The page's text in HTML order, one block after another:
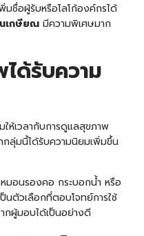
ชื่อผู้รับหรือโลโก้องค์กรได้
เกษียณมีความพิเศษมาก
ด้รับความ
ห้เวลากับการดูแลสุขภาพ
กลุ่มนี้ได้รับความนิยมเพิ่มขึ้น
มอนรองคอ กระบอกน้ำ หรือ
ตัวเลือกที่ตอบโจทย์การใช้
กผู้มอบได้เป็นอย่างดี